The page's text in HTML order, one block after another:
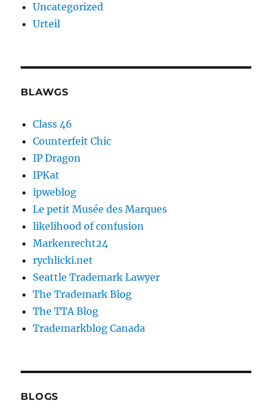
Uncategorized
Urteil
BLAWGS
Class 46
Counterfeit Chic
IP Dragon
IPKat
ipweblog
Le petit Musée des Marques
likelihood of confusion
Markenrecht24
rychlicki.net
Seattle Trademark Lawyer
The Trademark Blog
The TTA Blog
Trademarkblog Canada
BLOGS